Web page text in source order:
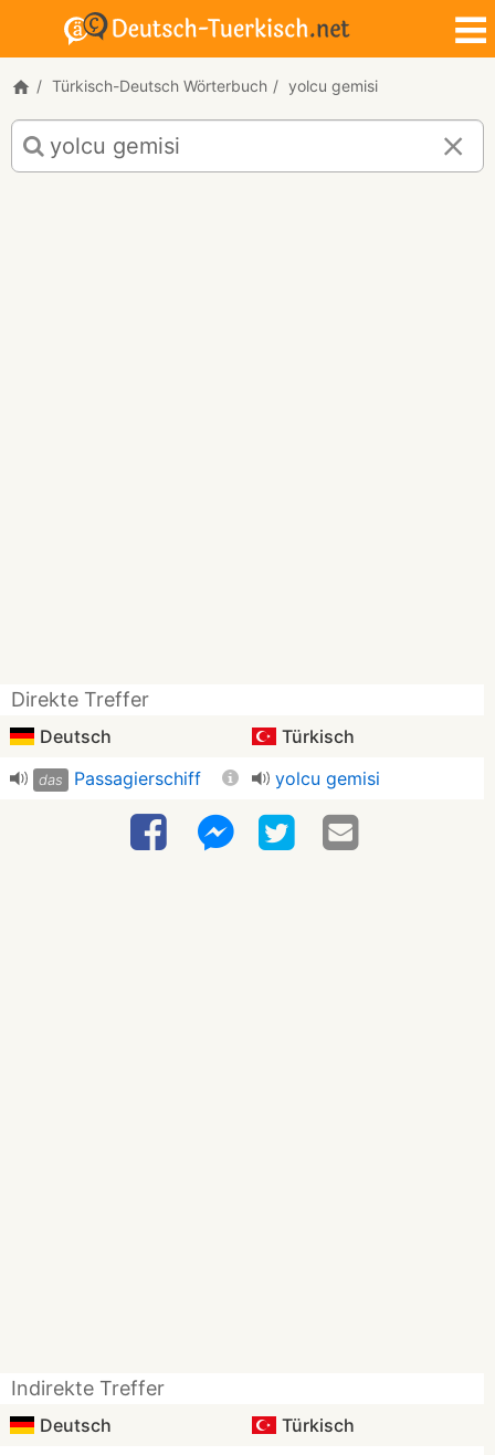
Türkisch-Deutsch Wörterbuch yolcu gemisi
Türkisch-
Deutsch
Übersetzung
Direkte Treffer
Deutsch Türkisch
das Passagierschiff yolcu gemisi
Indirekte Treffer
Deutsch Türkisch